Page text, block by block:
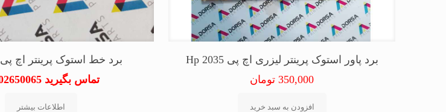
برد پاور استوک پرینتر لیزری اچ پی Hp 2035
350,000 تومان
افزودن به سبد خرید
برد خط استوک پرینتر اچ پی HP 2727
تماس بگیرید 09102650065
اطلاعات بیشتر